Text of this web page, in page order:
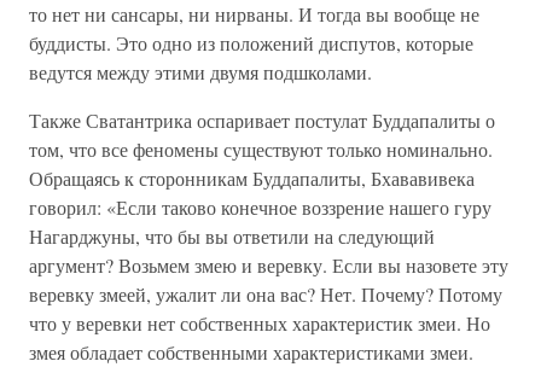
то нет ни сансары, ни нирваны. И тогда вы вообще не
буддисты. Это одно из положений диспутов, которые
ведутся между этими двумя подшколами.
Также Сватантрика оспаривает постулат Буддапалиты о
том, что все феномены существуют только номинально.
Обращаясь к сторонникам Буддапалиты, Бхававивека
говорил: «Если таково конечное воззрение нашего гуру
Нагарджуны, что бы вы ответили на следующий
аргумент? Возьмем змею и веревку. Если вы назовете эту
веревку змеей, ужалит ли она вас? Нет. Почему? Потому
что у веревки нет собственных характеристик змеи. Но
змея обладает собственными характеристиками змеи.